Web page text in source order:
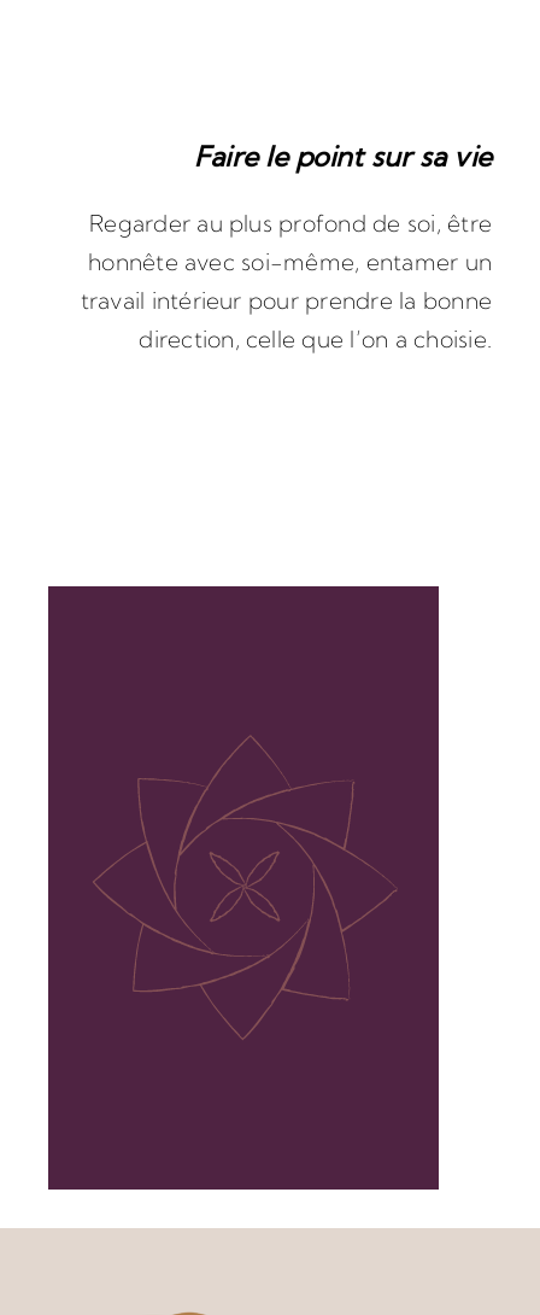
Faire le point sur sa vie
Regarder au plus profond de soi, être
honnête avec soi-même, entamer un
travail intérieur pour prendre la bonne
direction, celle que l’on a choisie.